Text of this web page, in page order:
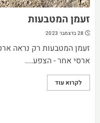
זעמן המטבעות
28 בדצמבר 2023
זעמן המטבעות רק נראה
ארסי אחר - הצפע....
לקרוא עוד